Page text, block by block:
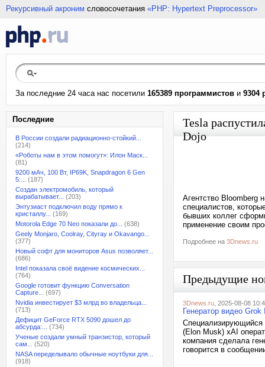
Рекурсивный акроним словосочетания «PHP: Hypertext Preprocessor»
За последние 24 часа нас посетили 165389 программистов и 9304
Последние
В России создали радиационно-стойкий...
(214)
«Роботы нам в этом помогут»: Илон Маск...
(81)
9200 мАч, 100 Вт, IP69K, Snapdragon 6 Gen
5:...
(187)
Создан электромобиль, который
вырабатывает...
(203)
Энтузиаст подключил воду прямо к
кристаллу...
(169)
Motorola Edge 70 Neo показали до...
(638)
Geely Monjaro, Coolray, Cityray и Okavango...
(377)
Новый софт для мониторов Asus позволяет...
(686)
Intel показала своё видение космических...
(764)
Google готовит функцию Conversation
Capture...
(697)
Nvidia инвестирует $3 млрд во владельца...
(713)
Дефицит GeForce RTX 5090 дошел до
абсурда:...
(734)
Ученые создали умный транзистор, который
сам...
(520)
NASA переделывало обычные ноутбуки для...
(918)
Tesla
Dojo
Агентство Bloomberg
специалистов,
бывших коллег
применение своим
Подробнее на 3Dnews.ru
Предыдущие
3Dnews.ru , 2025-08-08
Генератор видео
Специализирующийся
(Elon Musk) xAI
компания сделала
говорится в